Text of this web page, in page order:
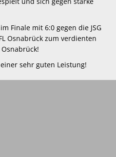
Finale mit 6:0 gegen die JSG
Osnabrück zum verdienten
sehr guten Leistung!